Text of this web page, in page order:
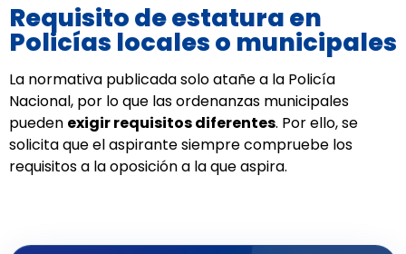
Requisito de estatura en
Policías locales o municipales
La normativa publicada solo atañe a la Policía
Nacional, por lo que las ordenanzas municipales
pueden exigir requisitos diferentes. Por ello, se
solicita que el aspirante siempre compruebe los
requisitos a la oposición a la que aspira.